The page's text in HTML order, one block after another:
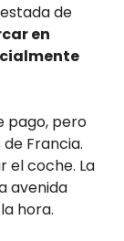
de
en
pago, pero
Francia.
el coche. La
avenida
hora.